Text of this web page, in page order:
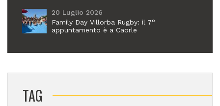
20 Luglio 2026
Family Day Villorba Rugby: il 7°
appuntamento è a Caorle
TAG